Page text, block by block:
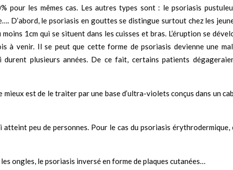
pour les mêmes cas. Les autres types sont : le psoriasis
D’abord, le psoriasis en gouttes se distingue surtout chez les
1cm qui se situent dans les cuisses et bras. L’éruption se
à venir. Il se peut que cette forme de psoriasis devienne une
durent plusieurs années. De ce fait, certains patients
mieux est de le traiter par une base d’ultra-violets conçus dans un
peu de personnes. Pour le cas du psoriasis érythrodermique,
ongles, le psoriasis inversé en forme de plaques cutanées…